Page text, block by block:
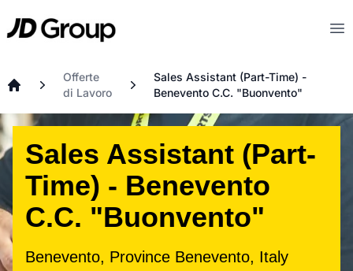
JD
Offerte
di Lavoro
Sales Assistant (Part-Time) -
Benevento C.C. "Buonvento"
Sales Assistant (Part-
Time) - Benevento
C.C. "Buonvento"
Benevento, Province Benevento, Italy